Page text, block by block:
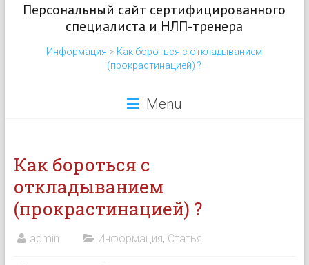
Персональный сайт сертифицированного
специалиста и НЛП-тренера
Информация > Как бороться с откладыванием
(прокрастинацией) ?
Menu
Как бороться с
откладыванием
(прокрастинацией) ?
admin Информация, Статья